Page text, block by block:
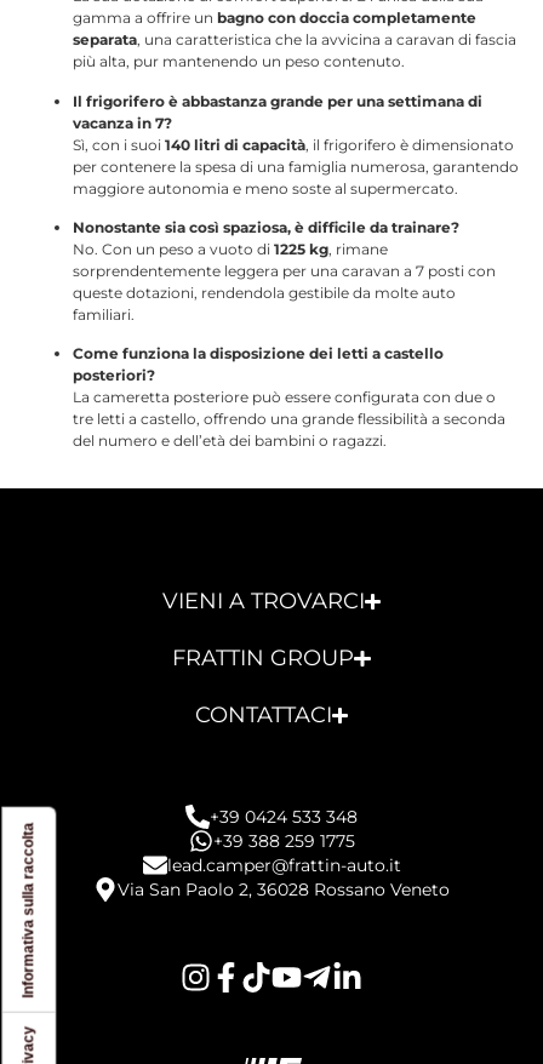
gamma a offrire un bagno con doccia completamente
separata, una caratteristica che la avvicina a caravan di fascia
più alta, pur mantenendo un peso contenuto.
Il frigorifero è abbastanza grande per una settimana di
vacanza in 7?
Sì, con i suoi 140 litri di capacità, il frigorifero è dimensionato
per contenere la spesa di una famiglia numerosa, garantendo
maggiore autonomia e meno soste al supermercato.
Nonostante sia così spaziosa, è difficile da trainare?
No. Con un peso a vuoto di 1225 kg, rimane
sorprendentemente leggera per una caravan a 7 posti con
queste dotazioni, rendendola gestibile da molte auto
familiari.
Come funziona la disposizione dei letti a castello
posteriori?
La cameretta posteriore può essere configurata con due o
tre letti a castello, offrendo una grande flessibilità a seconda
del numero e dell’età dei bambini o ragazzi.
VIENI A TROVARCI
FRATTIN GROUP
CONTATTACI
+39 0424 533 348
+39 388 259 1775
lead.camper@frattin-auto.it
Via San Paolo 2, 36028 Rossano Veneto
Informativa sulla raccolta